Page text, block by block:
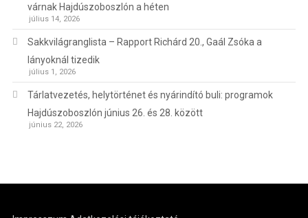
várnak Hajdúszoboszlón a héten
július 14, 2026
Sakkvilágranglista – Rapport Richárd 20., Gaál Zsóka a
lányoknál tizedik
július 1, 2026
Tárlatvezetés, helytörténet és nyárindító buli: programok
Hajdúszoboszlón június 26. és 28. között
június 22, 2026